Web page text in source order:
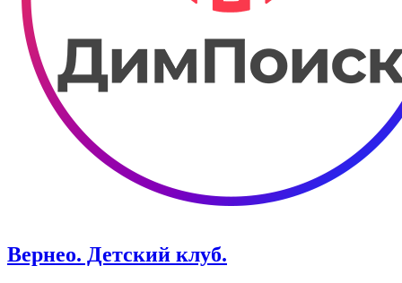
Вернео. Детский клуб.